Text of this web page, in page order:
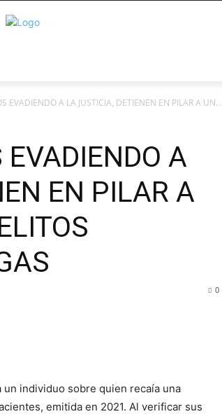
EVADIENDO A LA JUSTICIA, DETIENEN EN PILAR A UN...
A
EN PILAR A
0
individuo sobre quien recaía una
emitida en 2021. Al verificar sus